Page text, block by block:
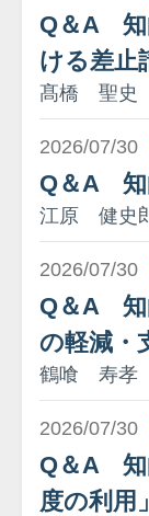
Q＆A 知
ける差止
髙橋 聖史
2026/07/30
Q＆A 知
江原 健史
2026/07/30
Q＆A 知
の軽減・
鶴喰 寿孝
2026/07/30
Q＆A 知
度の利用」